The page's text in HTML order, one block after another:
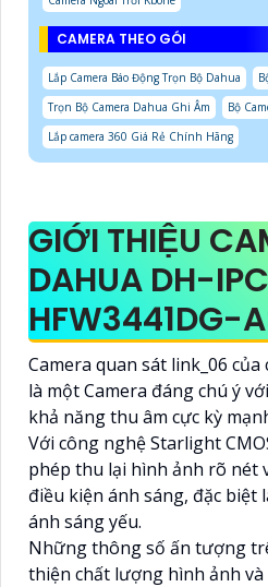
CAMERA THEO GÓI
Lắp Camera Báo Động Trọn Bộ Dahua
Trọn Bộ Camera Dahua Ghi Âm
Bộ
Lắp camera 360 Giá Rẻ Chính Hãng
GIỚI THIỆU
DAHUA DH-
HFW3441DG-
Camera quan sát link_06
là một Camera đáng chú ý
khả năng thu âm cực kỳ
Với công nghệ Starlight
phép thu lại hình ảnh rõ nét
điều kiện ánh sáng, đặc
ánh sáng yếu.
Những thông số ấn tượng
thiện chất lượng hình ảnh